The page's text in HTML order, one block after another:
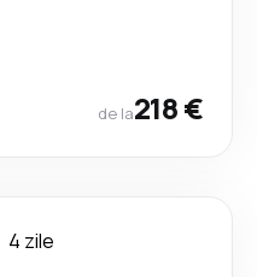
de la218 €
4 zile